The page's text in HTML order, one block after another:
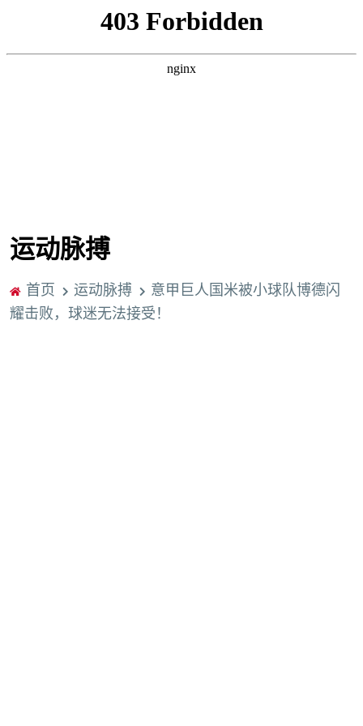
运动脉搏
首页 运动脉搏
意甲巨人国米被小球队博德闪
耀击败，球迷无法接受！